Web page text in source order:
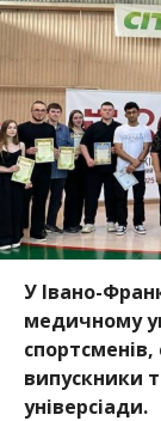
У Івано-
медичному
випускники
універсіади.